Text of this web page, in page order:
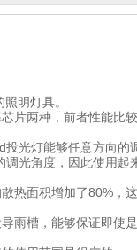
明灯具。
片两种，前者性能比较
光灯能够任意方向的
调光角度，因此使用起
热面积增加了80%，这
雨槽，能够保证即使是